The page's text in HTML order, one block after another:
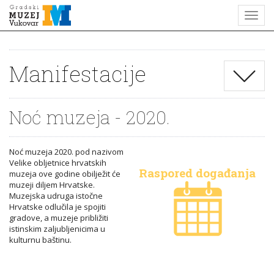
Manifestacije
Noć muzeja - 2020.
Raspored događanja
Noć muzeja 2020. pod nazivom
Velike obljetnice hrvatskih
muzeja ove godine obilježit će
muzeji diljem Hrvatske.
Muzejska udruga istočne
Hrvatske odlučila je spojiti
gradove, a muzeje približiti
istinskim zaljubljenicima u
kulturnu baštinu.